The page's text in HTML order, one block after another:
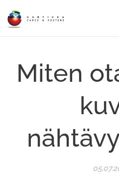
Miten